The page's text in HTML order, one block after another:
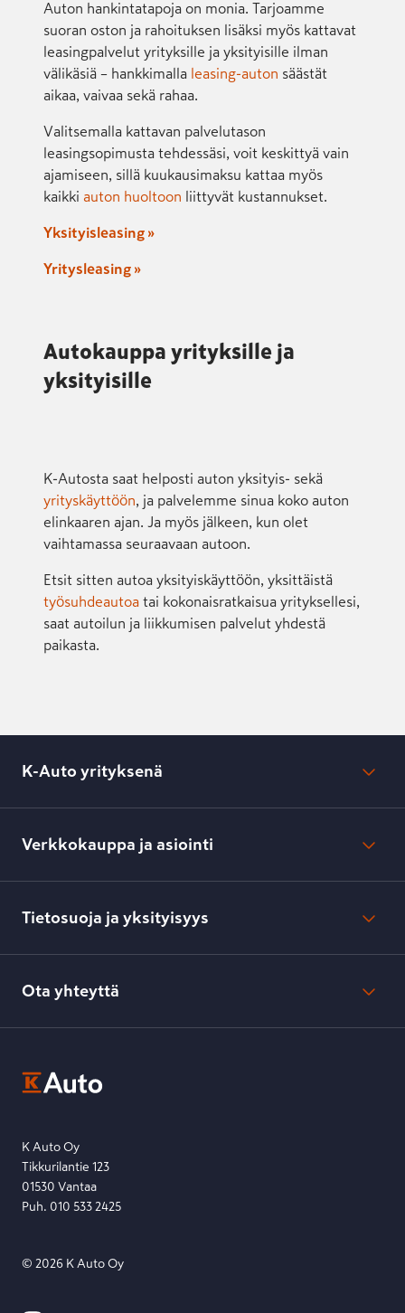
Auton hankintatapoja on monia. Tarjoamme
suoran oston ja rahoituksen lisäksi myös kattavat
leasingpalvelut yrityksille ja yksityisille ilman
välikäsiä – hankkimalla leasing-auton säästät
aikaa, vaivaa sekä rahaa.
Valitsemalla kattavan palvelutason
leasingsopimusta tehdessäsi, voit keskittyä vain
ajamiseen, sillä kuukausimaksu kattaa myös
kaikki auton huoltoon liittyvät kustannukset.
Yksityisleasing »
Yritysleasing »
Autokauppa yrityksille ja
yksityisille
K-Autosta saat helposti auton yksityis- sekä
yrityskäyttöön, ja palvelemme sinua koko auton
elinkaaren ajan. Ja myös jälkeen, kun olet
vaihtamassa seuraavaan autoon.
Etsit sitten autoa yksityiskäyttöön, yksittäistä
työsuhdeautoa tai kokonaisratkaisua yrityksellesi,
saat autoilun ja liikkumisen palvelut yhdestä
paikasta.
K-Auto yrityksenä
Lehdistötiedotteet
Toimipisteiden yhteystiedot
Verkkokauppa ja asiointi
Toimitustavat ja -kulut
Verkkokaupan peruuttamisilmoitus
Saavutettavuus
Tietosuoja ja yksityisyys
Kesko-konsernin verkkoselailurekisteri
K-Ryhmän evästekäytännöt
Ota yhteyttä
Etsi toimipiste
K Auto Oy
Tikkurilantie 123
01530 Vantaa
Puh. 010 533 2425
© 2026 K Auto Oy